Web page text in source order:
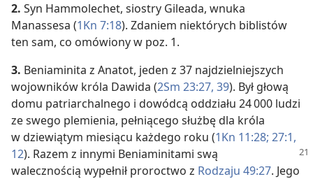
2. Syn Hammolechet, siostry Gileada, wnuka
Manassesa (1Kn 7:18). Zdaniem niektórych biblistów
ten sam, co omówiony w poz. 1.
3. Beniaminita z Anatot, jeden z 37 najdzielniejszych
wojowników króla Dawida (2Sm 23:27, 39). Był głową
domu patriarchalnego i dowódcą oddziału 24 000 ludzi
ze swego plemienia, pełniącego służbę dla króla
w dziewiątym miesiącu każdego roku (1Kn 11:28; 27:1,
12). Razem z innymi Beniaminitami swą
walecznością wypełnił proroctwo z Rodzaju 49:27. Jego